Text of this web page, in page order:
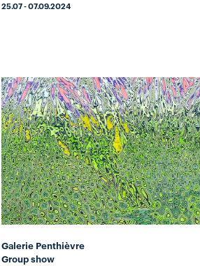
25.07 - 07.09.2024
Galerie Penthièvre
Group show